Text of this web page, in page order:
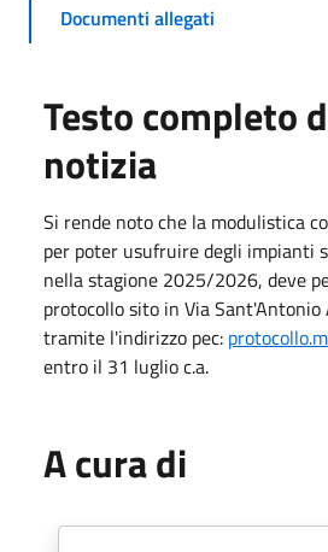
Documenti allegati
Testo completo
notizia
Si rende noto che la modulistica
per poter usufruire degli impianti
nella stagione 2025/2026, deve
protocollo sito in Via Sant'Antonio
tramite l'indirizzo pec:
entro il 31 luglio c.a.
A cura di